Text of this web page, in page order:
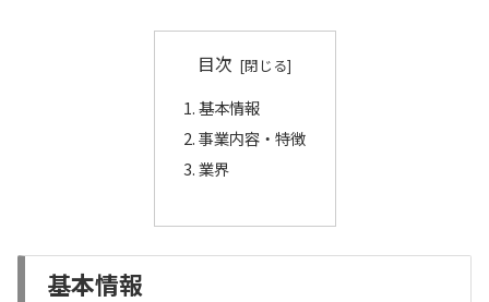
目次
基本情報
事業内容・特徴
業界
基本情報